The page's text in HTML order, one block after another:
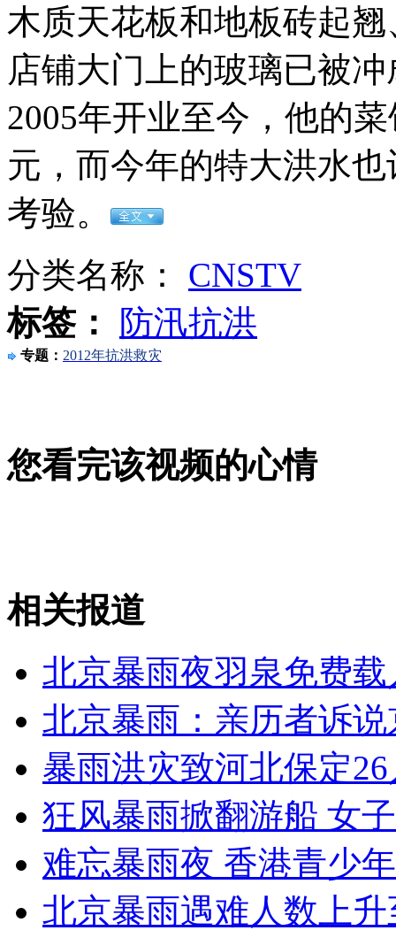
无痛分娩是否安全 医生回应
外交部：反对强权政治霸凌主义
外交部：有关国家言论片面不公正
安徽一实载49人客车翻车
消防员救轻生者 花炮节热闹非凡 减压"枕头大战"
木质天花板和地板砖起
店铺大门上的玻璃已被
2005年开业至今，他的
元，而今年的特大洪水
考验。
分类名称： CNSTV
标签：
防汛抗洪
专题： 2012年抗洪救灾
您看完该视频的心情
相关报道
北京暴雨夜羽泉免费
北京暴雨：亲历者诉
暴雨洪灾致河北保定
狂风暴雨掀翻游船 女
难忘暴雨夜 香港青少
北京暴雨遇难人数上